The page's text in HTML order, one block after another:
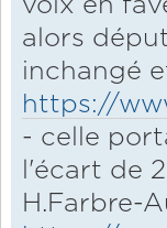
voix en
alors
inchangé
https://
- celle
l'écart de
H.Farbre-